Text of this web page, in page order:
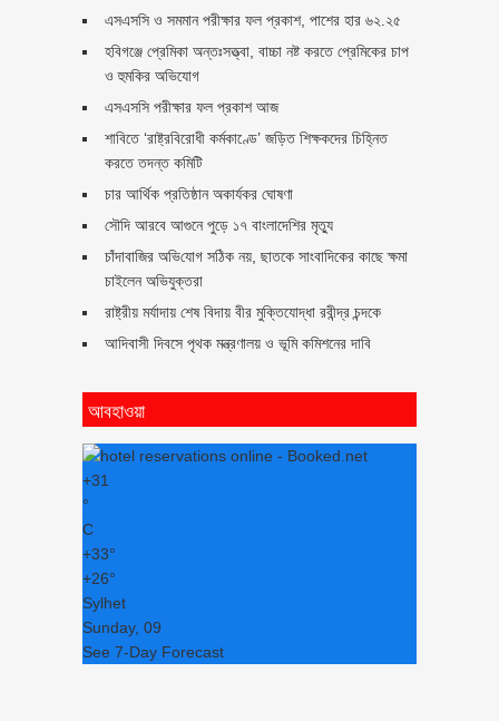
এসএসসি ও সমমান পরীক্ষার ফল প্রকাশ, পাশের হার ৬২.২৫
হবিগঞ্জে প্রেমিকা অন্তঃসত্ত্বা, বাচ্চা নষ্ট করতে প্রেমিকের চাপ
ও হুমকির অভিযোগ
এসএসসি পরীক্ষার ফল প্রকাশ আজ
শাবিতে ‘রাষ্ট্রবিরোধী কর্মকাণ্ডে’ জড়িত শিক্ষকদের চিহ্নিত
করতে তদন্ত কমিটি
চার আর্থিক প্রতিষ্ঠান অকার্যকর ঘোষণা
সৌদি আরবে আগুনে পুড়ে ১৭ বাংলাদেশির মৃত্যু
চাঁদাবা‌জির অ‌ভি‌যোগ স‌ঠিক নয়, ছাতকে সাংবাদিকের কাছে ক্ষমা
চাইলেন অভিযুক্তরা
রাষ্ট্রীয় মর্যাদায় শেষ বিদায় বীর মুক্তিযোদ্ধা রবীন্দ্র চন্দকে
আদিবাসী দিবসে পৃথক মন্ত্রণালয় ও ভূমি কমিশনের দাবি
আবহাওয়া
+31
°
C
+33°
+26°
Sylhet
Sunday, 09
See 7-Day Forecast